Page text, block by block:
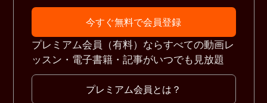
今すぐ無料で会員登録
プレミアム会員（有料）ならすべての動画レ
ッスン・電子書籍・記事がいつでも見放題
プレミアム会員とは？